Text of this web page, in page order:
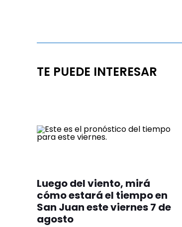
TE PUEDE INTERESAR
Luego del viento, mirá
cómo estará el tiempo en
San Juan este viernes 7 de
agosto